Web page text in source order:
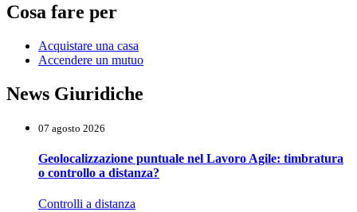
Cosa fare per
Acquistare una casa
Accendere un mutuo
News Giuridiche
07 agosto 2026
Geolocalizzazione puntuale nel Lavoro Agile: timbratura
o controllo a distanza?
Controlli a distanza